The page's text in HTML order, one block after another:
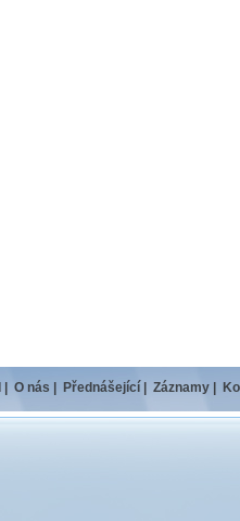
O nás Přednášející Záznamy